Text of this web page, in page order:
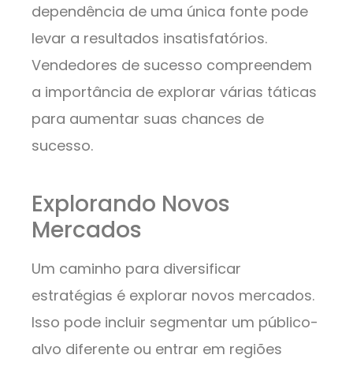
dependência de uma única fonte pode
levar a resultados insatisfatórios.
Vendedores de sucesso compreendem
a importância de explorar várias táticas
para aumentar suas chances de
sucesso.
Explorando Novos
Mercados
Um caminho para diversificar
estratégias é explorar novos mercados.
Isso pode incluir segmentar um público-
alvo diferente ou entrar em regiões